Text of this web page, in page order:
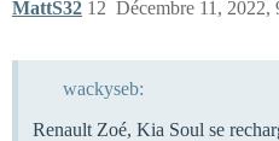
MattS32 Décembre 11, 2022,
12
wackyseb:
Renault Zoé, Kia Soul se